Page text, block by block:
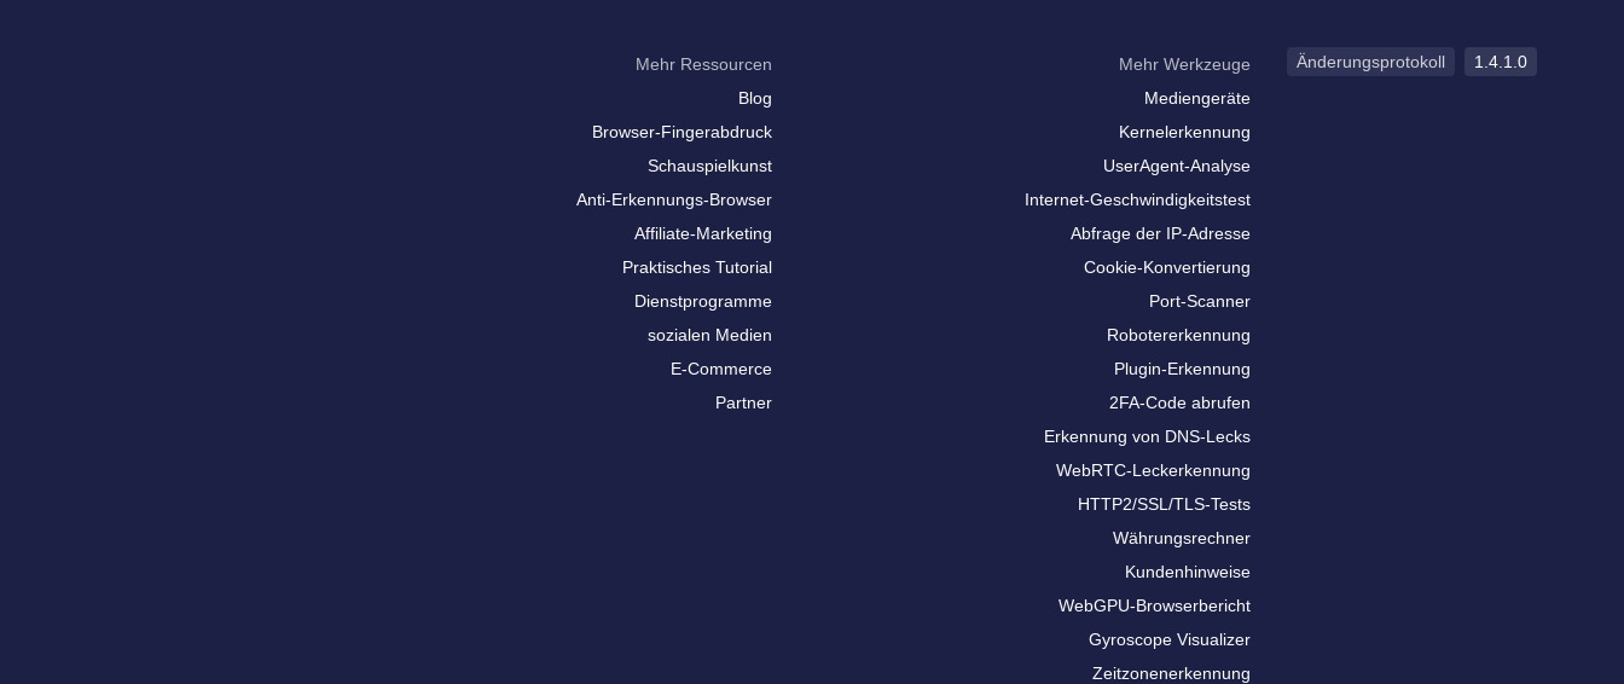
Mehr Ressourcen
Blog
Browser-Fingerabdruck
Schauspielkunst
Anti-Erkennungs-Browser
Affiliate-Marketing
Praktisches Tutorial
Dienstprogramme
sozialen Medien
E-Commerce
Partner
Mehr Werkzeuge
Mediengeräte
Kernelerkennung
UserAgent-Analyse
Internet-Geschwindigkeitstest
Abfrage der IP-Adresse
Cookie-Konvertierung
Port-Scanner
Robotererkennung
Plugin-Erkennung
2FA-Code abrufen
Erkennung von DNS-Lecks
WebRTC-Leckerkennung
HTTP2/SSL/TLS-Tests
Währungsrechner
Kundenhinweise
WebGPU-Browserbericht
Gyroscope Visualizer
Zeitzonenerkennung
Änderungsprotokoll 1.4.1.0